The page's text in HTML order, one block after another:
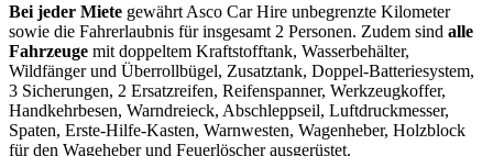
Bei jeder Miete gewährt Asco Car Hire unbegrenzte Kilometer
sowie die Fahrerlaubnis für insgesamt 2 Personen. Zudem sind alle
Fahrzeuge mit doppeltem Kraftstofftank, Wasserbehälter,
Wildfänger und Überrollbügel, Zusatztank, Doppel-Batteriesystem,
3 Sicherungen, 2 Ersatzreifen, Reifenspanner, Werkzeugkoffer,
Handkehrbesen, Warndreieck, Abschleppseil, Luftdruckmesser,
Spaten, Erste-Hilfe-Kasten, Warnwesten, Wagenheber, Holzblock
für den Wageheber und Feuerlöscher ausgerüstet.